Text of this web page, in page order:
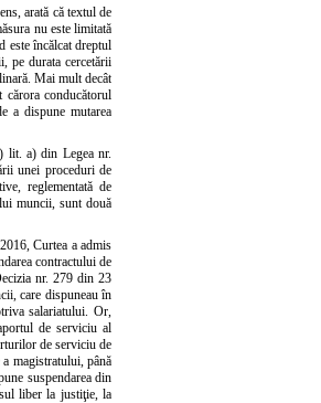
arată că textul de
nu este limitată
este încălcat dreptul
pe durata cercetării
Mai mult decât
conducătorul
a dispune mutarea
lit. a) din Legea nr.
unei proceduri de
reglementată de
muncii, sunt două
Curtea a admis
contractului de
nr. 279 din 23
care dispuneau în
salariatului. Or,
de serviciu al
de serviciu de
magistratului, până
suspendarea din
liber la justiţie, la